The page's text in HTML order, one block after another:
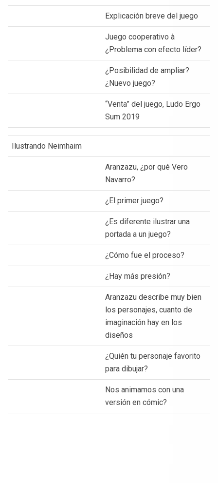
Explicación breve del juego
Juego cooperativo à
¿Problema con efecto líder?
¿Posibilidad de ampliar?
¿Nuevo juego?
“Venta” del juego, Ludo Ergo
Sum 2019
Ilustrando Neimhaim
Aranzazu, ¿por qué Vero
Navarro?
¿El primer juego?
¿Es diferente ilustrar una
portada a un juego?
¿Cómo fue el proceso?
¿Hay más presión?
Aranzazu describe muy bien
los personajes, cuanto de
imaginación hay en los
diseños
¿Quién tu personaje favorito
para dibujar?
Nos animamos con una
versión en cómic?